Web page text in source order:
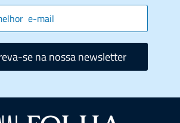
se na nossa newsletter